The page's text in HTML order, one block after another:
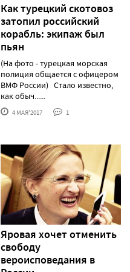
Как турецкий скотовоз
затопил российский
корабль: экипаж был
пьян
(На фото - турецкая морская
полиция общается с офицером
ВМФ России) Стало известно,
как обыч......
4 МАЯ'2017 1
Яровая хочет отменить
свободу
вероисповедания в